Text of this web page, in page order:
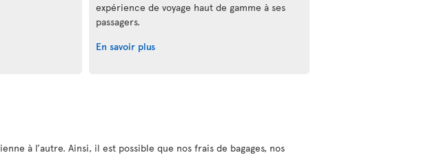
expérience de voyage haut de gamme à ses
passagers.
En savoir plus
à l’autre. Ainsi, il est possible que nos frais de bagages, nos